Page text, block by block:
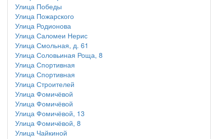
Улица Победы
Улица Пожарского
Улица Родионова
Улица Саломеи Нерис
Улица Смольная, д. 61
Улица Соловьиная Роща, 8
Улица Спортивная
Улица Спортивная
Улица Строителей
Улица Фомичёвой
Улица Фомичёвой
Улица Фомичёвой, 13
Улица Фомичёвой, 8
Улица Чайкиной